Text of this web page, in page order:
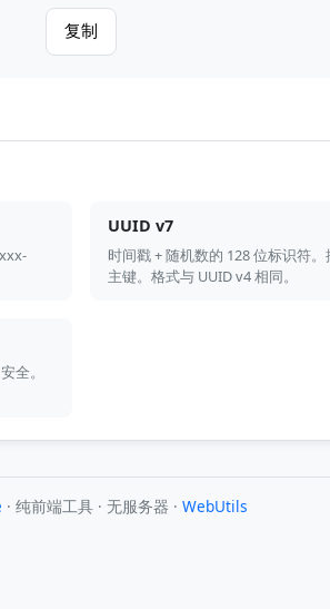
复制
UUID v7
时间戳 + 随机数的 128 位标识符
主键。格式与 UUID v4 相同。
全。
· 纯前端工具 · 无服务器 · WebUtils